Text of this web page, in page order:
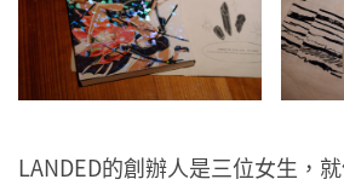
LANDED的創辦人是三位女生，